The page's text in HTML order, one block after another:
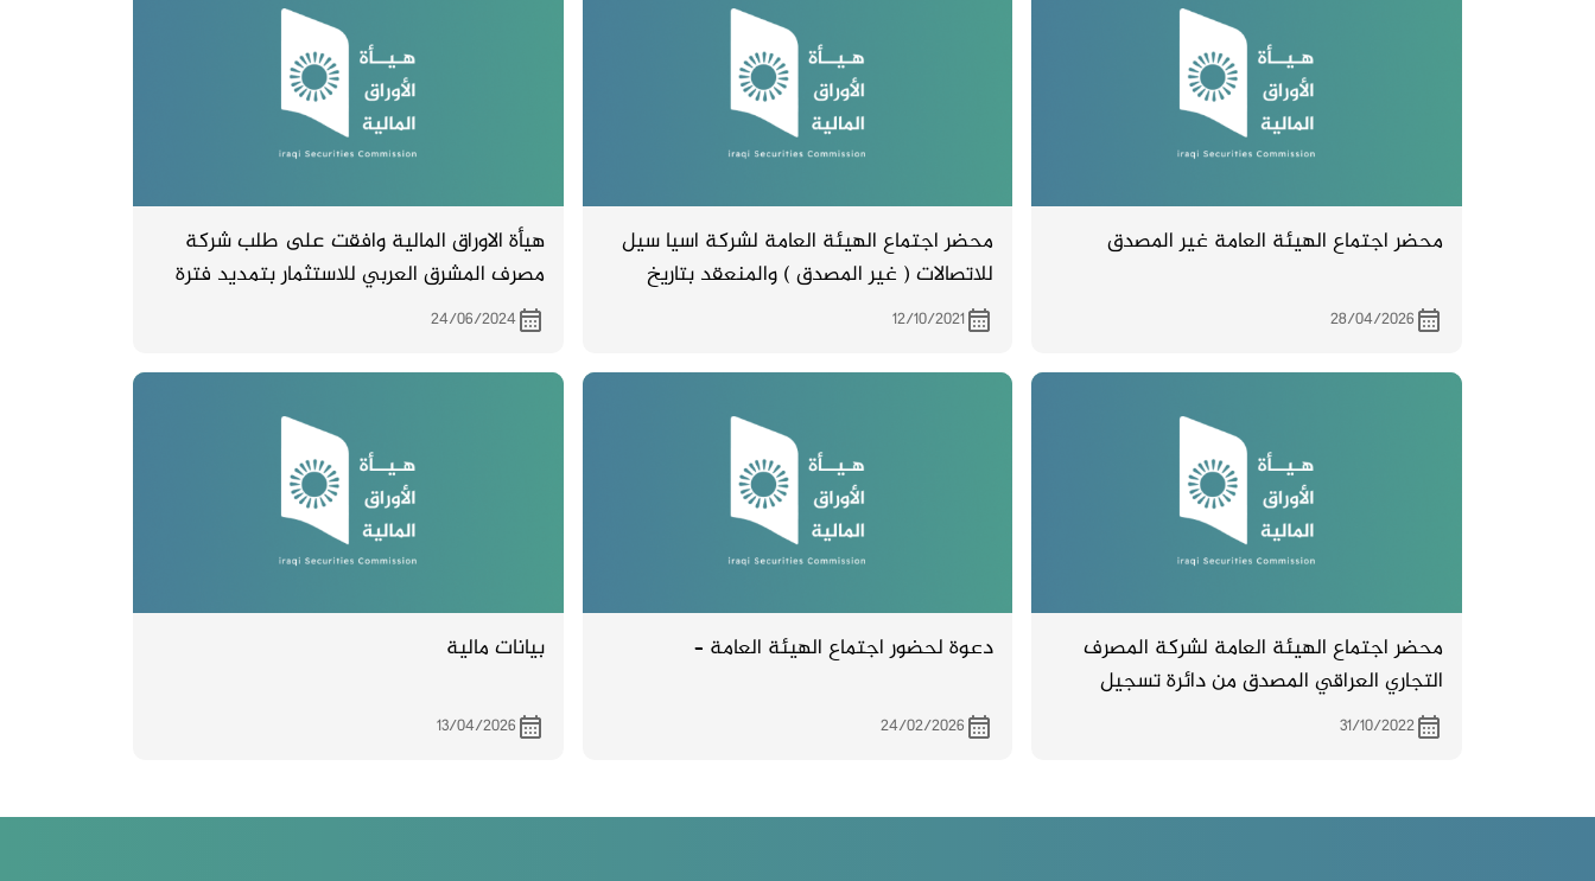
محضر اجتماع الهيئة العامة غير المصدق
28/04/2026
محضر اجتماع الهيئة العامة لشركة اسيا سيل
للاتصالات ( غير المصدق ) والمنعقد بتاريخ
4/10/2021
12/10/2021
هيأة الاوراق المالية وافقت على طلب شركة
مصرف المشرق العربي للاستثمار بتمديد فترة
لمدة 4 اشهر .
24/06/2024
محضر اجتماع الهيئة العامة لشركة المصرف
التجاري العراقي المصدق من دائرة تسجيل
الشركات والمنعقد بتاريخ 27/9/2022
31/10/2022
دعوة لحضور اجتماع الهيئة العامة –
24/02/2026
بيانات مالية
13/04/2026